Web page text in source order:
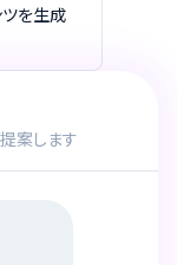
ツを生成
案します